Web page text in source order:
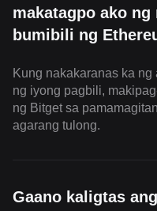
makatagpo ako
bumibili ng
Kung nakakaranas ka
ng iyong pagbili,
ng Bitget sa
agarang tulong.
Gaano kaligtas